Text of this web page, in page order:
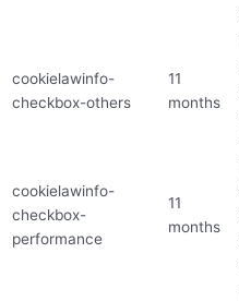
cookielawinfo-
checkbox-others
11
months
cookielawinfo-
checkbox-
performance
11
months